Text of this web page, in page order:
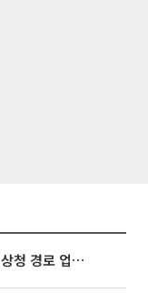
태풍 '돌핀' 오키나와 접근…일본기상청 경로 업데이트